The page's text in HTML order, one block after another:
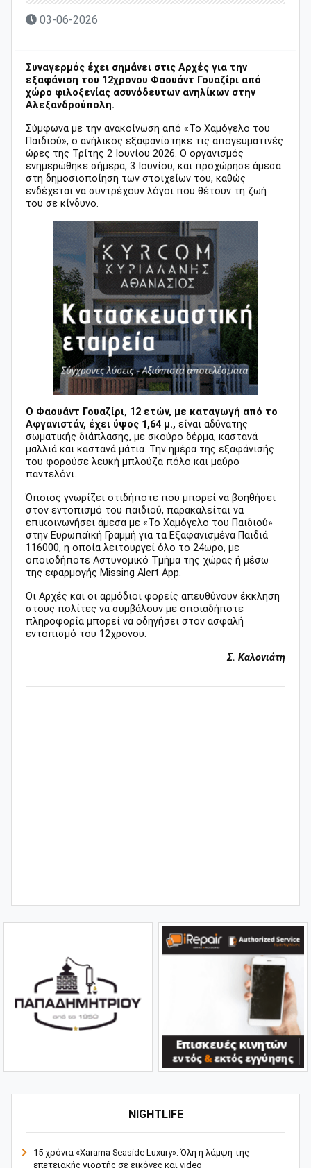
NIGHTLIFE
15 χρόνια «Xarama Seaside Luxury»: Όλη η λάμψη της
επετειακής γιορτής σε εικόνες και video
03-06-2026
Συναγερμός έχει σημάνει στις Αρχές για την
εξαφάνιση του 12χρονου Φαουάντ Γουαζίρι από
χώρο φιλοξενίας ασυνόδευτων ανηλίκων στην
Αλεξανδρούπολη.
Σύμφωνα με την ανακοίνωση από «Το Χαμόγελο του
Παιδιού», ο ανήλικος εξαφανίστηκε τις απογευματινές
ώρες της Τρίτης 2 Ιουνίου 2026. Ο οργανισμός
ενημερώθηκε σήμερα, 3 Ιουνίου, και προχώρησε άμεσα
στη δημοσιοποίηση των στοιχείων του, καθώς
ενδέχεται να συντρέχουν λόγοι που θέτουν τη ζωή
του σε κίνδυνο.
Ο Φαουάντ Γουαζίρι, 12 ετών, με καταγωγή από το
Αφγανιστάν, έχει ύψος 1,64 μ., είναι αδύνατης
σωματικής διάπλασης, με σκούρο δέρμα, καστανά
μαλλιά και καστανά μάτια. Την ημέρα της εξαφάνισής
του φορούσε λευκή μπλούζα πόλο και μαύρο
παντελόνι.
Όποιος γνωρίζει οτιδήποτε που μπορεί να βοηθήσει
στον εντοπισμό του παιδιού, παρακαλείται να
επικοινωνήσει άμεσα με «Το Χαμόγελο του Παιδιού»
στην Ευρωπαϊκή Γραμμή για τα Εξαφανισμένα Παιδιά
116000, η οποία λειτουργεί όλο το 24ωρο, με
οποιοδήποτε Αστυνομικό Τμήμα της χώρας ή μέσω
της εφαρμογής Missing Alert App.
Οι Αρχές και οι αρμόδιοι φορείς απευθύνουν έκκληση
στους πολίτες να συμβάλουν με οποιαδήποτε
πληροφορία μπορεί να οδηγήσει στον ασφαλή
εντοπισμό του 12χρονου.
Σ. Καλονιάτη